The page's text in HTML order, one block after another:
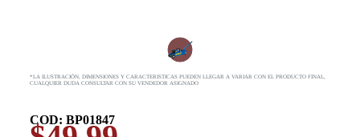
*LA ILUSTRACIÓN, DIMENSIONES Y CARACTERISTICAS PUEDEN LLEGAR A VARIAR CON EL PRODUCTO FINAL,
CUALQUIER DUDA CONSULTAR CON SU VENDEDOR ASIGNADO
COD: BP01847